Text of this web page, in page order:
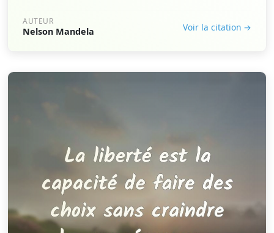
AUTEUR
Nelson Mandela Voir la citation →